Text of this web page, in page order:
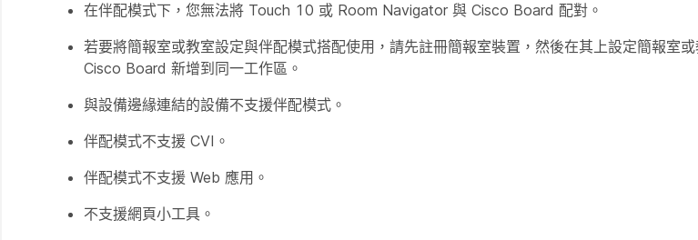
在伴配模式下，您無法將 Touch 10 或 Room Navigator 與 Cisco Board 配對。
若要將簡報室或教室設定與伴配模式搭配使用，請先註冊簡報室裝置，然後在其上設定簡報室
Cisco Board 新增到同一工作區。
與設備邊緣連結的設備不支援伴配模式。
伴配模式不支援 CVI。
伴配模式不支援 Web 應用。
不支援網頁小工具。